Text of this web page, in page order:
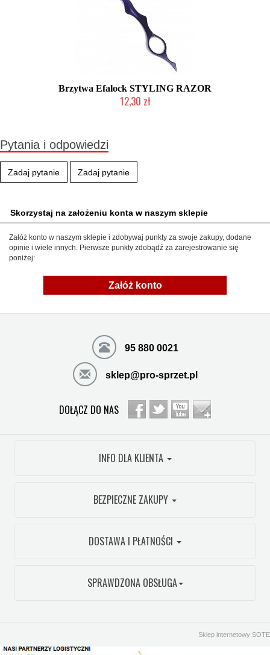
Brzytwa Efalock STYLING RAZOR
12,30 zł
Pytania i odpowiedzi
Zadaj pytanie Zadaj pytanie
Skorzystaj na założeniu konta w naszym sklepie
Załóż konto w naszym sklepie i zdobywaj punkty za swoje zakupy, dodane
opinie i wiele innych. Pierwsze punkty zdobądź za zarejestrowanie się
poniżej:
Załóż konto
95 880 0021
sklep@pro-sprzet.pl
DOŁĄCZ DO NAS
INFO DLA KLIENTA
BEZPIECZNE ZAKUPY
DOSTAWA I PŁATNOŚCI
SPRAWDZONA OBSŁUGA
Sklep internetowy SOTE